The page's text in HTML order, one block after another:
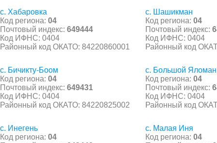
с. Хабаровка
Код региона: 04
Почтовый индекс: 649444
Код ИФНС: 0404
Районный код ОКАТО: 84220860001
с. Шашикман
Код региона: 04
Почтовый индекс:
Код ИФНС: 0404
Районный код
с. Бичикту-Боом
Код региона: 04
Почтовый индекс: 649431
Код ИФНС: 0404
Районный код ОКАТО: 84220825002
с. Большой Яломан
Код региона: 04
Почтовый индекс:
Код ИФНС: 0404
Районный код
с. Инегень
Код региона: 04
с. Малая Иня
Код региона: 04